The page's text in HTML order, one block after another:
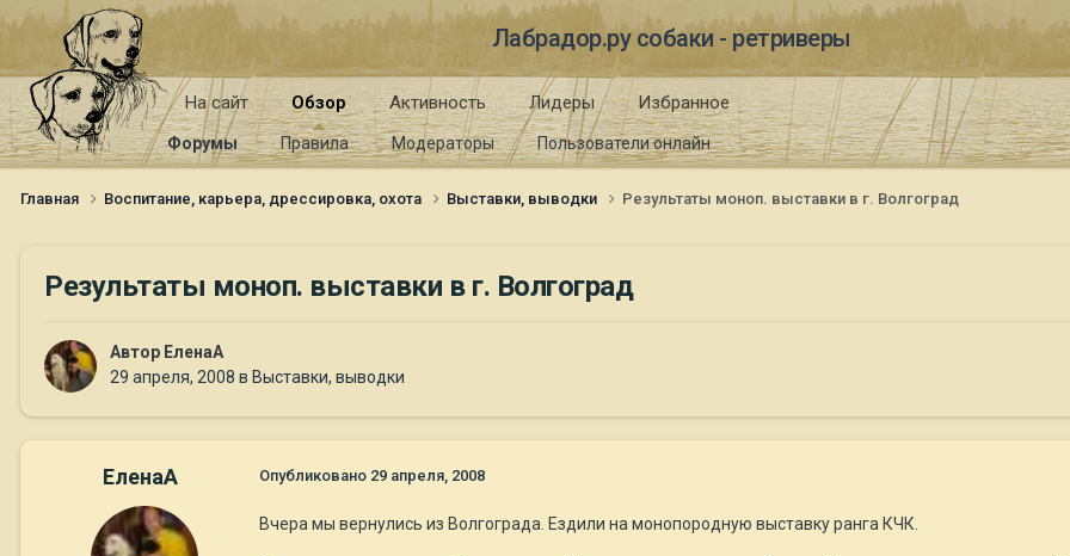
Лабрадор.ру собаки - ретриверы
На сайт Обзор
Форумы Правила Модераторы Пользователи онлайн
Активность Лидеры Избранное
Главная Воспитание, карьера, дрессировка, охота Выставки, выводки Результаты моноп. выставки в г. Волгоград
Результаты моноп. выставки в г. Волгоград
Автор ЕленаА
29 апреля, 2008 в Выставки, выводки
ЕленаА Опубликовано 29 апреля, 2008
Вчера мы вернулись из Волгограда. Ездили на монопородную выставку ранга КЧК.